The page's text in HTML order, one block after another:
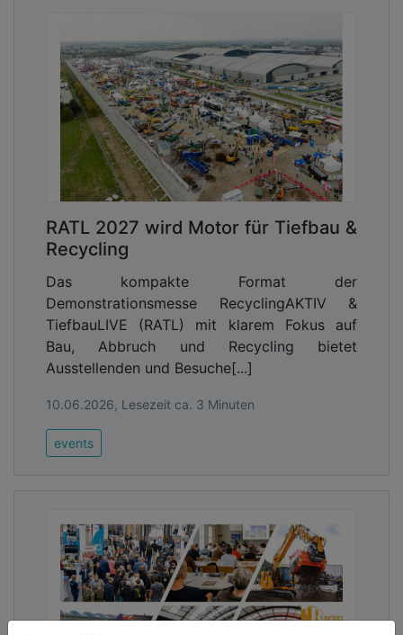
RATL 2027 wird Motor für Tiefbau &
Recycling
Das kompakte Format der
Demonstrationsmesse RecyclingAKTIV &
TiefbauLIVE (RATL) mit klarem Fokus auf
Bau, Abbruch und Recycling bietet
Ausstellenden und Besuche[...]
10.06.2026, Lesezeit ca. 3 Minuten
events